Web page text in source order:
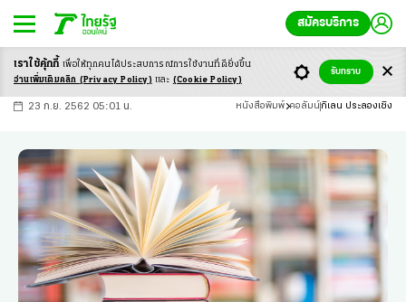
สมัครบริการ
-ก ก ก+
23 ก.ย. 2562 05:01 น. หนังสือพิมพ์ คอลัมน์กิเลน ประลองเชิง
เราใช้คุ้กกี้ เพื่อให้ทุกคนได้ประสบการณ์การใช้งานที่ดียิ่งขึ้น
อ่านเพิ่มเติมคลิก (Privacy Policy) และ (Cookie Policy)
รับทราบ